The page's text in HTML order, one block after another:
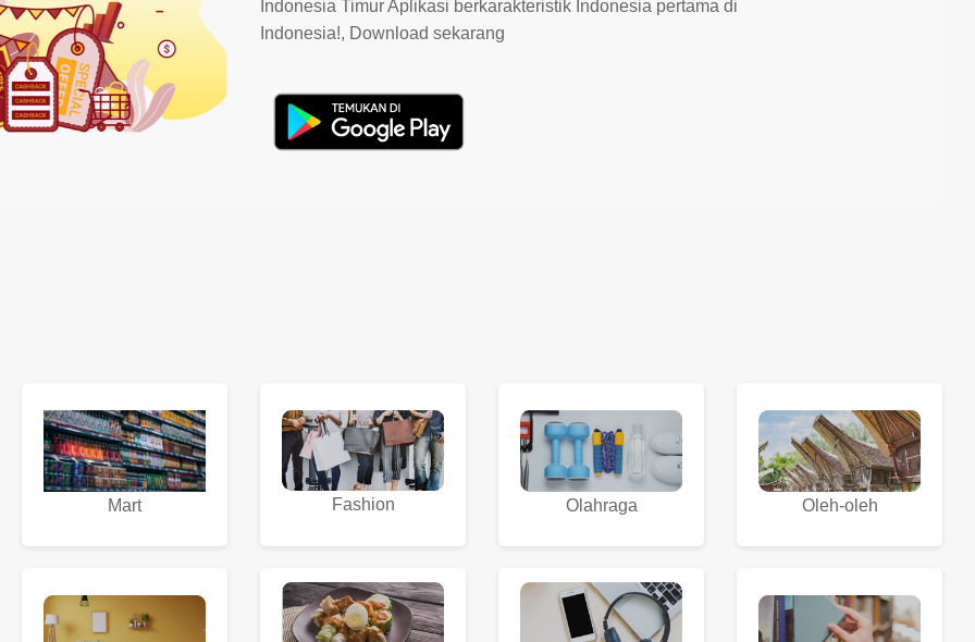
Indonesia Timur Aplikasi berkarakteristik Indonesia pertama di
Indonesia!, Download sekarang
Mart Fashion Olahraga Oleh-oleh